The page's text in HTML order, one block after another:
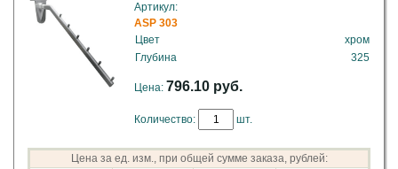
Артикул:
ASP 303
Цвет
хром
Глубина
325
Цена: 796.10 руб.
Количество: шт.
Цена за ед. изм., при общей сумме заказа, рублей: